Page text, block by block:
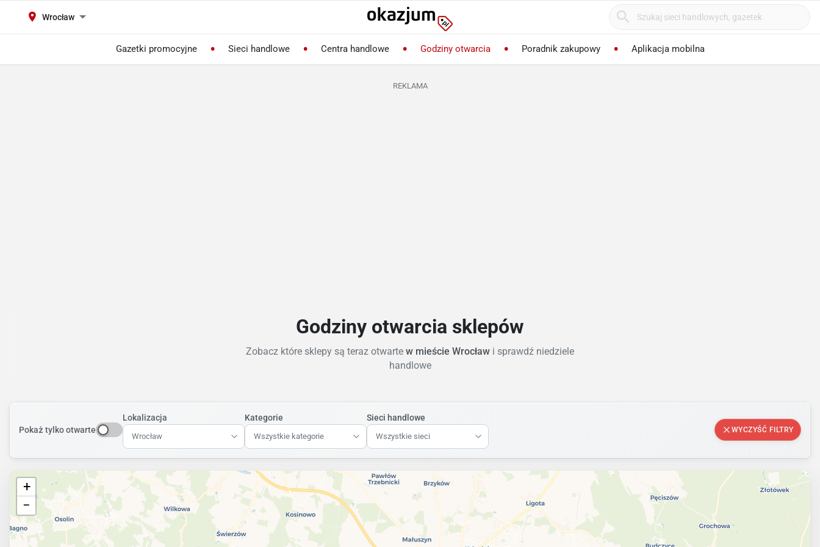
Wrocław
Gazetki promocyjne Sieci handlowe Centra handlowe Godziny otwarcia Poradnik zakupowy Aplikacja mobilna
REKLAMA
Godziny otwarcia sklepów
Zobacz które sklepy są teraz otwarte w mieście Wrocław i sprawdź niedziele
handlowe
Pokaż tylko otwarte
Lokalizacja
Wrocław
Kategorie
Wszystkie kategorie
Sieci handlowe
Wszystkie sieci
WYCZYŚĆ FILTRY
+
−